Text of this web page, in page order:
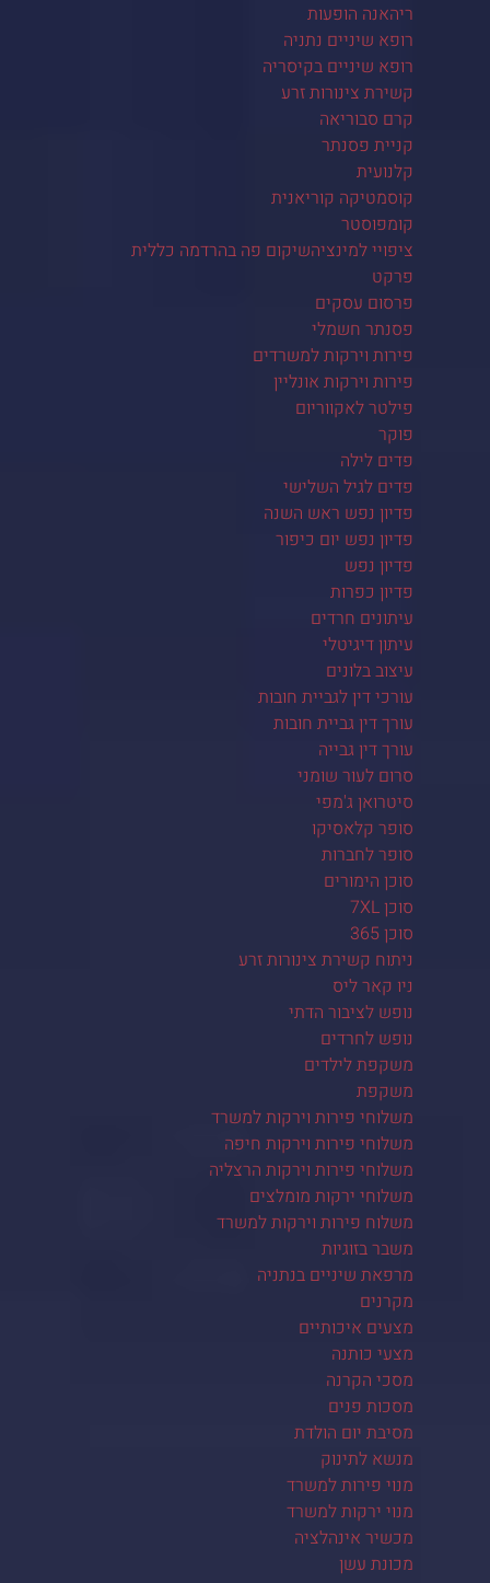
ריהאנה הופעות
רופא שיניים נתניה
רופא שיניים בקיסריה
קשירת צינורות זרע
קרם סבוריאה
קניית פסנתר
קלנועית
קוסמטיקה קוריאנית
קומפוסטר
ציפויי למינציהשיקום פה בהרדמה כללית
פרקט
פרסום עסקים
פסנתר חשמלי
פירות וירקות למשרדים
פירות וירקות אונליין
פילטר לאקווריום
פוקר
פדים לילה
פדים לגיל השלישי
פדיון נפש ראש השנה
פדיון נפש יום כיפור
פדיון נפש
פדיון כפרות
עיתונים חרדים
עיתון דיגיטלי
עיצוב בלונים
עורכי דין לגביית חובות
עורך דין גביית חובות
עורך דין גבייה
סרום לעור שומני
סיטרואן ג'מפי
סופר קלאסיקו
סופר לחברות
סוכן הימורים
סוכן 7XL
סוכן 365
ניתוח קשירת צינורות זרע
ניו קאר ליס
נופש לציבור הדתי
נופש לחרדים
משקפת לילדים
משקפת
משלוחי פירות וירקות למשרד
משלוחי פירות וירקות חיפה
משלוחי פירות וירקות הרצליה
משלוחי ירקות מומלצים
משלוח פירות וירקות למשרד
משבר בזוגיות
מרפאת שיניים בנתניה
מקרנים
מצעים איכותיים
מצעי כותנה
מסכי הקרנה
מסכות פנים
מסיבת יום הולדת
מנשא לתינוק
מנוי פירות למשרד
מנוי ירקות למשרד
מכשיר אינהלציה
מכונת עשן